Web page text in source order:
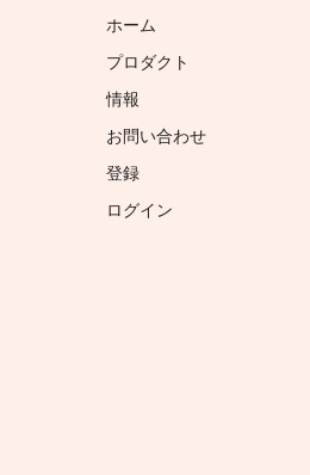
ホーム
プロダクト
情報
お問い合わせ
登録
ログイン